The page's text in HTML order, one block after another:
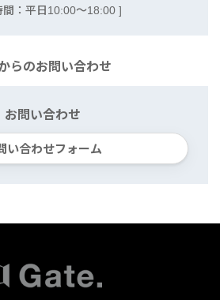
間：平日10:00〜18:00 ]
らのお問い合わせ
お問い合わせ
い合わせフォーム